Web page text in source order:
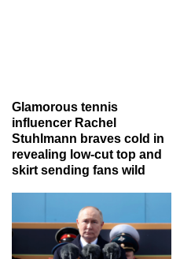
Glamorous tennis
influencer Rachel
Stuhlmann braves cold in
revealing low-cut top and
skirt sending fans wild